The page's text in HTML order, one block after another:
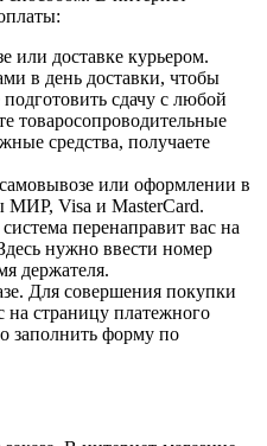
или доставке курьером.
в день доставки, чтобы
сдачу с любой
товаросопроводительные
средства, получаете
или оформлении в
МИР, Visa и MasterCard.
перенаправит вас на
нужно ввести номер
держателя.
Для совершения покупки
на страницу платежного
заполнить форму по